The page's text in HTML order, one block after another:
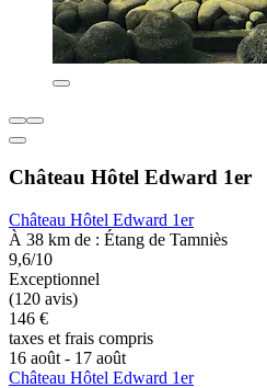
Château Hôtel Edward 1er
Château Hôtel Edward 1er
À 38 km de : Étang de Tamniès
9,6/10
Exceptionnel
(120 avis)
146 €
taxes et frais compris
16 août - 17 août
Château Hôtel Edward 1er